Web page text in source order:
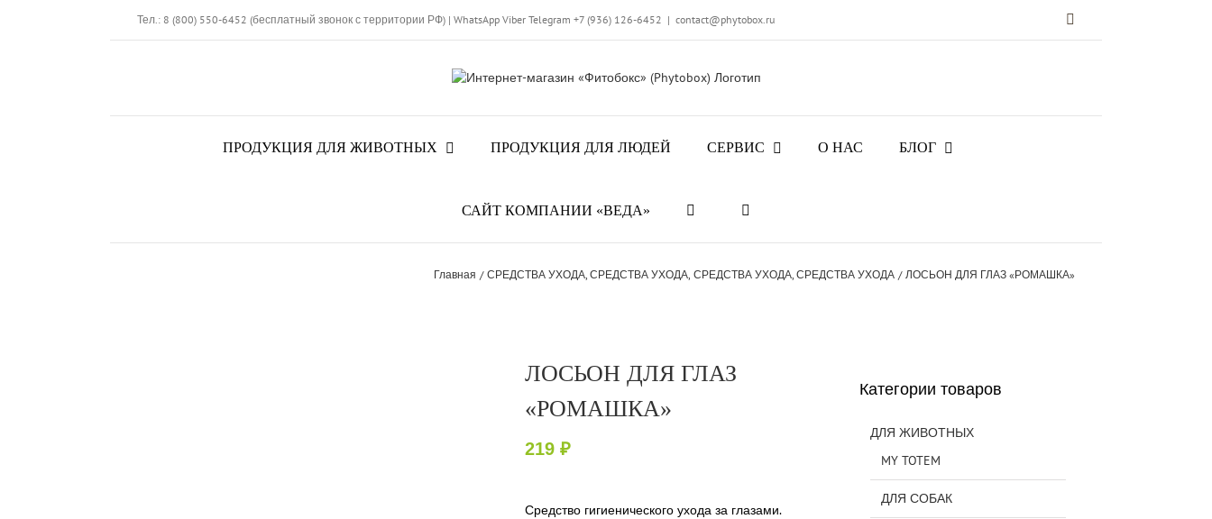
Тел.: 8 (800) 550-6452 (бесплатный звонок с территории РФ) | WhatsApp Viber Telegram +7 (936) 126-6452 | contact@phytobox.ru
ПРОДУКЦИЯ ДЛЯ ЖИВОТНЫХ ПРОДУКЦИЯ ДЛЯ ЛЮДЕЙ СЕРВИС О НАС БЛОГ
САЙТ КОМПАНИИ «ВЕДА»
Главная СРЕДСТВА УХОДА СРЕДСТВА УХОДА СРЕДСТВА УХОДА СРЕДСТВА УХОДА ЛОСЬОН ДЛЯ ГЛАЗ «РОМАШКА»
ЛОСЬОН ДЛЯ ГЛАЗ
«РОМАШКА»
219 ₽
Средство гигиенического ухода за глазами.
Категории товаров
ДЛЯ ЖИВОТНЫХ
MY TOTEM
ДЛЯ СОБАК